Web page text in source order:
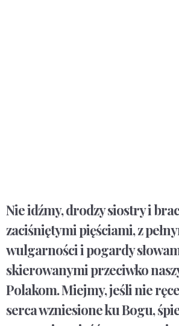
Nie idźmy, drodzy siostry i
zaciśniętymi pięściami, z
wulgarności i pogardy
skierowanymi przeciwko
Polakom. Miejmy, jeśli nie
serca wzniesione ku Bogu,